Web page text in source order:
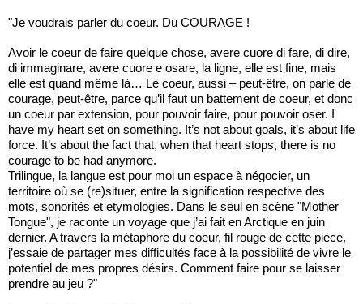
"Je voudrais parler du coeur. Du COURAGE !
Avoir le coeur de faire quelque chose, avere cuore di fare, di dire,
di immaginare, avere cuore e osare, la ligne, elle est fine, mais
elle est quand même là… Le coeur, aussi – peut-être, on parle de
courage, peut-être, parce qu’il faut un battement de coeur, et donc
un coeur par extension, pour pouvoir faire, pour pouvoir oser. I
have my heart set on something. It’s not about goals, it’s about life
force. It’s about the fact that, when that heart stops, there is no
courage to be had anymore.
Trilingue, la langue est pour moi un espace à négocier, un
territoire où se (re)situer, entre la signification respective des
mots, sonorités et etymologies. Dans le seul en scène "Mother
Tongue", je raconte un voyage que j’ai fait en Arctique en juin
dernier. A travers la métaphore du coeur, fil rouge de cette pièce,
j’essaie de partager mes difficultés face à la possibilité de vivre le
potentiel de mes propres désirs. Comment faire pour se laisser
prendre au jeu ?"